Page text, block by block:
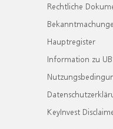
Rechtliche
Hauptregister
Information zu
KeyInvest